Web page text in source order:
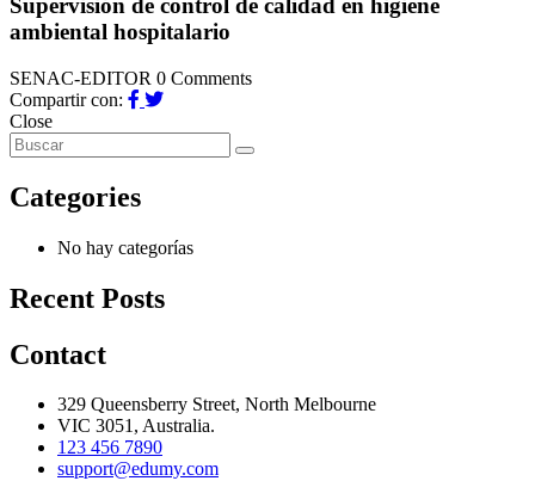
Supervisión de control de calidad en higiene
ambiental hospitalario
SENAC-EDITOR 0 Comments
Compartir con:
Close
Categories
No hay categorías
Recent Posts
Contact
329 Queensberry Street, North Melbourne
VIC 3051, Australia.
123 456 7890
support@edumy.com